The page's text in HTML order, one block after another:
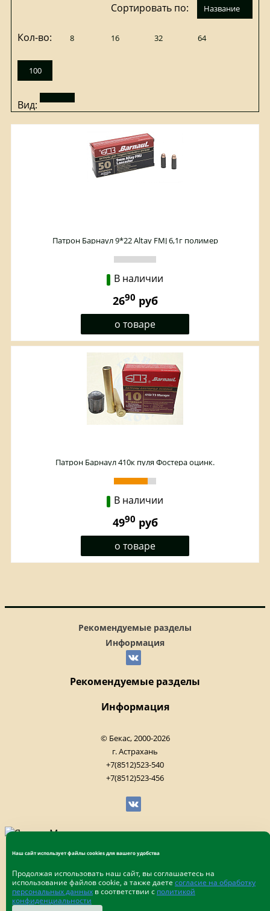
Сортировать по: название
Кол-во: 8 16 32 64
100
Вид:
Патрон Барнаул 9*22 Altay FMJ 6,1г полимер
В наличии
2690 руб
о товаре
Патрон Барнаул 410к пуля Фостера оцинк.
В наличии
4990 руб
о товаре
Рекомендуемые разделы
Информация
Рекомендуемые разделы
Информация
© Бекас, 2000-2026
г. Астрахань
+7(8512)523-540
+7(8512)523-456
Наш сайт использует файлы cookies для вашего удобства
Продолжая использовать наш сайт, вы соглашаетесь на
использование файлов cookie, а также даете согласие на обработку
персональных данных в соответствии с политикой
конфиденциальности